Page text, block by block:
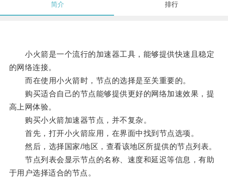
简介 排行
小火箭是一个流行的加速器工具，能够提供快速且稳定
的网络连接。
而在使用小火箭时，节点的选择是至关重要的。
购买适合自己的节点能够提供更好的网络加速效果，提
高上网体验。
购买小火箭加速器节点，并不复杂。
首先，打开小火箭应用，在界面中找到节点选项。
然后，选择国家/地区，查看该地区所提供的节点列表。
节点列表会显示节点的名称、速度和延迟等信息，有助
于用户选择适合的节点。